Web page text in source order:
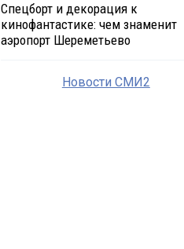
Спецборт и декорация к
кинофантастике: чем знаменит
аэропорт Шереметьево
Новости СМИ2